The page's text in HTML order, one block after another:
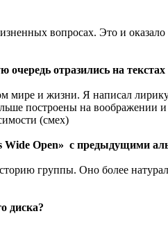
вопросах. Это и
отразились на текстах
мире и жизни. Я написал
построены на
(смех)
Wide Open» с предыдущими
группы. Оно более
диска?